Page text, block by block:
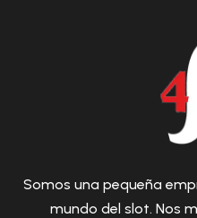
Somos una pequeña
mundo del slot. Nos